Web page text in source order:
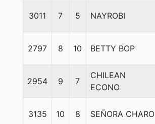
3011 7 5 NAYROBI
2797 8 10 BETTY BOP
2954 9 7
CHILEAN
ECONO
3135 10 8 SEÑORA CHARO